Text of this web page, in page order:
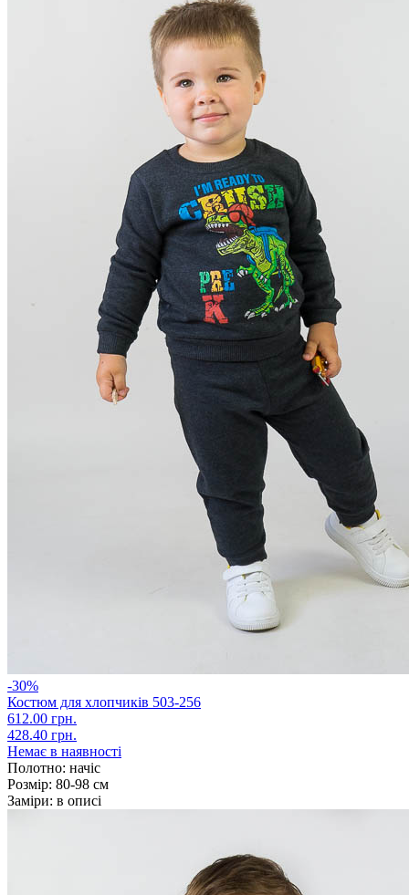
-30%
Костюм для хлопчиків 503-256
612.00 грн.
428.40 грн.
Немає в наявності
Полотно: начіс
Розмір: 80-98 см
Заміри: в описі